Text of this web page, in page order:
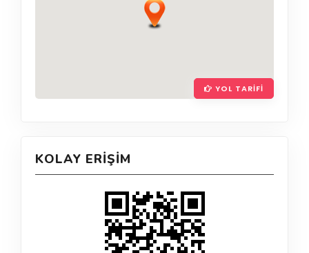
YOL TARIFI
KOLAY ERIŞIM